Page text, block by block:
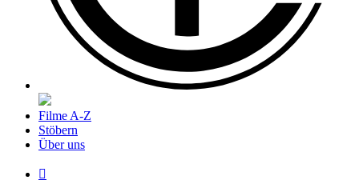
Filme A-Z
Stöbern
Über uns
